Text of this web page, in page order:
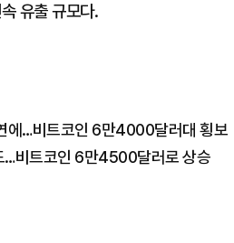
유출 규모다.
에…비트코인 6만4000달러대 횡보
…비트코인 6만4500달러로 상승